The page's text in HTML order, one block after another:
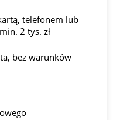
telefonem lub
2 tys. zł
bez warunków